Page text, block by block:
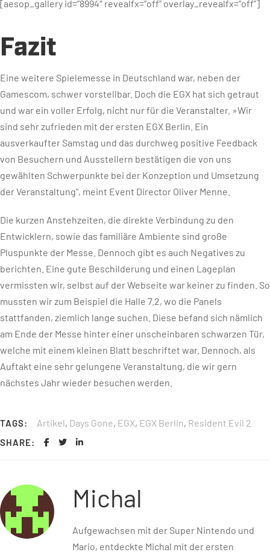
[aesop_gallery id=”8994″ revealfx=”off” overlay_revealfx=”off”]
Fazit
Eine weitere Spielemesse in Deutschland war, neben der
Gamescom, schwer vorstellbar. Doch die EGX hat sich getraut
und war ein voller Erfolg, nicht nur für die Veranstalter. »Wir
sind sehr zufrieden mit der ersten EGX Berlin. Ein
ausverkaufter Samstag und das durchweg positive Feedback
von Besuchern und Ausstellern bestätigen die von uns
gewählten Schwerpunkte bei der Konzeption und Umsetzung
der Veranstaltung”, meint Event Director Oliver Menne.
Die kurzen Anstehzeiten, die direkte Verbindung zu den
Entwicklern, sowie das familiäre Ambiente sind große
Pluspunkte der Messe. Dennoch gibt es auch Negatives zu
berichten. Eine gute Beschilderung und einen Lageplan
vermissten wir, selbst auf der Webseite war keiner zu finden. So
mussten wir zum Beispiel die Halle 7.2, wo die Panels
stattfanden, ziemlich lange suchen. Diese befand sich nämlich
am Ende der Messe hinter einer unscheinbaren schwarzen Tür,
welche mit einem kleinen Blatt beschriftet war. Dennoch, als
Auftakt eine sehr gelungene Veranstaltung, die wir gern
nächstes Jahr wieder besuchen werden.
TAGS: Artikel, Days Gone, EGX, EGX Berlin, Resident Evil 2
SHARE:
Michal
Aufgewachsen mit der Super Nintendo und
Mario, entdeckte Michal mit der ersten